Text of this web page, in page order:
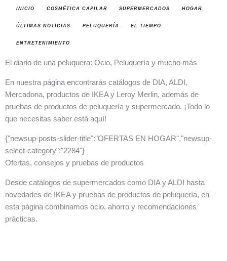
INICIO COSMÉTICA CAPILAR SUPERMERCADOS HOGAR
ÚLTIMAS NOTICIAS PELUQUERÍA EL TIEMPO
ENTRETENIMIENTO
El diario de una peluquera: Ocio, Peluquería y mucho más
En nuestra página encontrarás catálogos de DIA, ALDI,
Mercadona, productos de IKEA y Leroy Merlin, además de
pruebas de productos de peluquería y supermercado. ¡Todo lo
que necesitas saber está aquí!
{"newsup-posts-slider-title":"OFERTAS EN HOGAR","newsup-
select-category":"2284"}
Ofertas, consejos y pruebas de productos
Desde catálogos de supermercados como DIA y ALDI hasta
novedades de IKEA y pruebas de productos de peluquería, en
esta página combinamos ocio, ahorro y recomendaciones
prácticas.